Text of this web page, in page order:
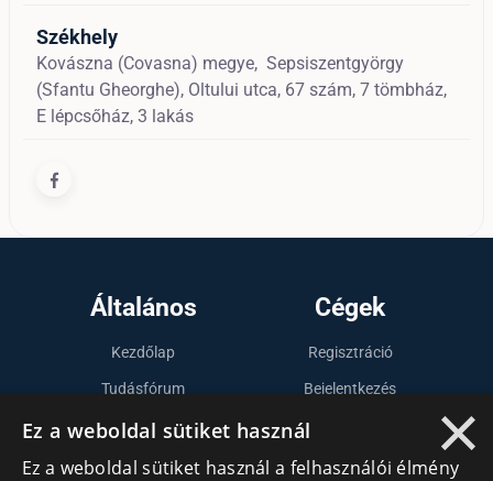
Székhely
Kovászna (Covasna) megye, Sepsiszentgyörgy
(Sfantu Gheorghe), Oltului utca, 67 szám, 7 tömbház,
E lépcsőház, 3 lakás
Általános
Kezdőlap
Tudásfórum
Partnerek
Szervezetek
Cégek
Regisztráció
Bejelentkezés
×
Ez a weboldal sütiket használ
Ez a weboldal sütiket használ a felhasználói élmény